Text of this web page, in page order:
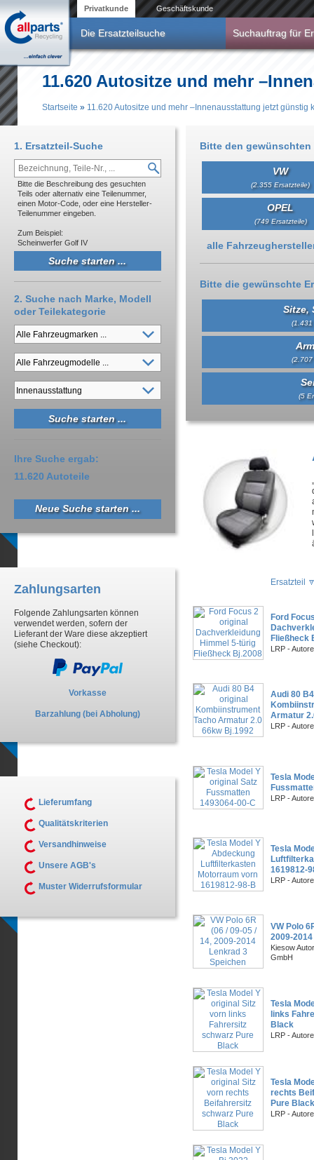
Privatkunde Geschäftskunde
Die Ersatzteilsuche Suchauftrag für
11.620 Autositze und mehr
Startseite » 11.620 Autositze und mehr –Innenausstattung jetzt günstig
Bitte den gewünschten
VW
(2.355 Ersatzteile)
OPEL
(749 Ersatzteile)
Anzeigen
alle
Bitte die gewünschte
Sitze,
(1.431
(2.707
(5
Ersatzteil
Ford
Fließheck
LRP -
Audi 80
Armatur
LRP -
Tesla
LRP -
Tesla
1619812-
LRP -
VW Polo
2009-
Kiesow
GmbH
Tesla
links
Black
LRP -
Tesla
rechts
Pure Black
LRP -
1. Ersatzteil-Suche
Bitte die Beschreibung des gesuchten
Teils oder alternativ eine Teilenummer,
einen Motor-Code, oder eine Hersteller-
Teilenummer eingeben.
Zum Beispiel:
Scheinwerfer Golf IV
2. Suche nach Marke, Modell
oder Teilekategorie
Ihre Suche ergab:
11.620 Autoteile
Neue Suche starten ...
Zahlungsarten
Folgende Zahlungsarten können
verwendet werden, sofern der
Lieferant der Ware diese akzeptiert
(siehe Checkout):
Vorkasse
Barzahlung (bei Abholung)
Lieferumfang
Qualitätskriterien
Versandhinweise
Unsere AGB's
Muster Widerrufsformular